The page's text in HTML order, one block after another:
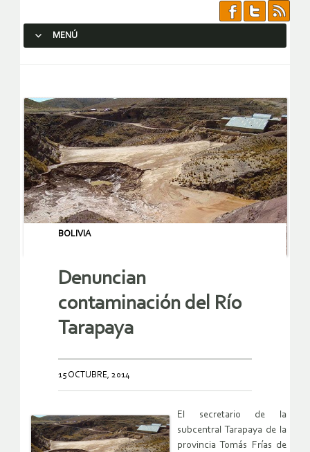
MENÚ
BOLIVIA
Denuncian
contaminación del Río
Tarapaya
15 OCTUBRE, 2014
El secretario de la
subcentral Tarapaya de la
provincia Tomás Frías de